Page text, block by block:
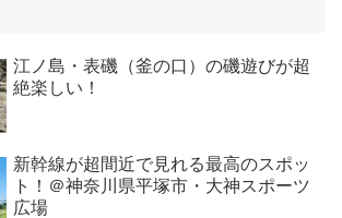
江ノ島・表磯（釜の口）の磯遊びが超
絶楽しい！
新幹線が超間近で見れる最高のスポッ
ト！＠神奈川県平塚市・大神スポーツ
広場